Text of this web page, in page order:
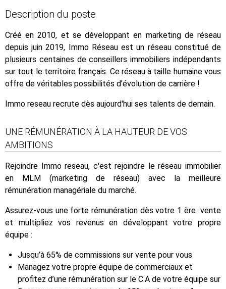
Description du poste
Créé en 2010, et se développant en marketing de réseau
depuis juin 2019, Immo Réseau est un réseau constitué de
plusieurs centaines de conseillers immobiliers indépendants
sur tout le territoire français. Ce réseau à taille humaine vous
offre de véritables possibilités d’évolution de carrière !
Immo reseau recrute dès aujourd'hui ses talents de demain.
UNE RÉMUNÉRATION À LA HAUTEUR DE VOS
AMBITIONS
Rejoindre Immo reseau, c'est rejoindre le réseau immobilier
en MLM (marketing de réseau) avec la meilleure
rémunération managériale du marché.
Assurez-vous une forte rémunération dès votre 1 ère vente
et multipliez vos revenus en développant votre propre
équipe :
Jusqu’à 65% de commissions sur vente pour vous
Managez votre propre équipe de commerciaux et
profitez d’une rémunération sur le C.A de votre équipe sur